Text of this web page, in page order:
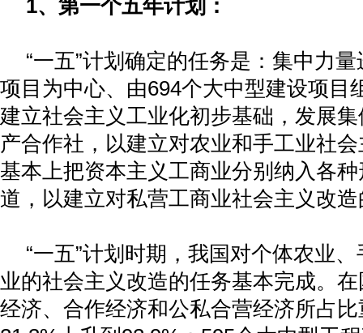
1、第一个五年计划：
“一五”计划确定的任务是：集中力
项目为中心、由694个大中型建设项目
建立社会主义工业化初步基础，发展
产合作社，以建立对农业和手工业社
基本上把资本主义工商业分别纳入各
道，以建立对私营工商业社会主义改
“一五”计划时期，我国对个体农业
业的社会主义改造的任务基本完成。
经济、合作经济和公私合营经济所占